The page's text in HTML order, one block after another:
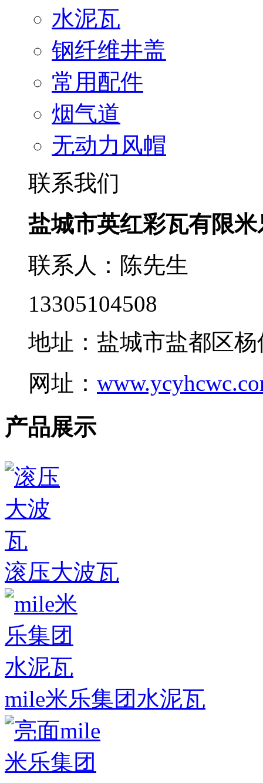
水泥瓦
钢纤维井盖
常用配件
烟气道
无动力风帽
联系我们
盐城市英红彩瓦有限
联系人：陈先生
13305104508
地址：盐城市盐都区
网址：
产品展示
滚压大波瓦
mile米乐集团水泥瓦